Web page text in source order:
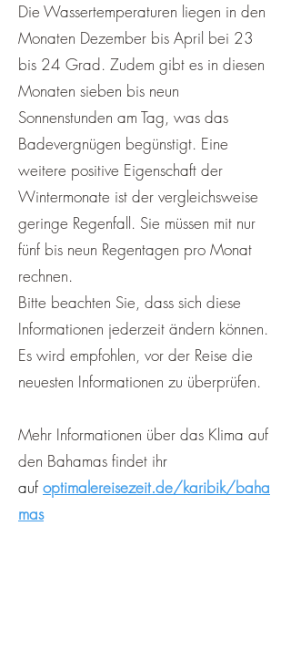
Die Wassertemperaturen liegen in den
Monaten Dezember bis April bei 23
bis 24 Grad. Zudem gibt es in diesen
Monaten sieben bis neun
Sonnenstunden am Tag, was das
Badevergnügen begünstigt. Eine
weitere positive Eigenschaft der
Wintermonate ist der vergleichsweise
geringe Regenfall. Sie müssen mit nur
fünf bis neun Regentagen pro Monat
rechnen.
Bitte beachten Sie, dass sich diese
Informationen jederzeit ändern können.
Es wird empfohlen, vor der Reise die
neuesten Informationen zu überprüfen.
Mehr Informationen über das Klima auf
den Bahamas findet ihr
auf optimalereisezeit.de/karibik/baha
mas